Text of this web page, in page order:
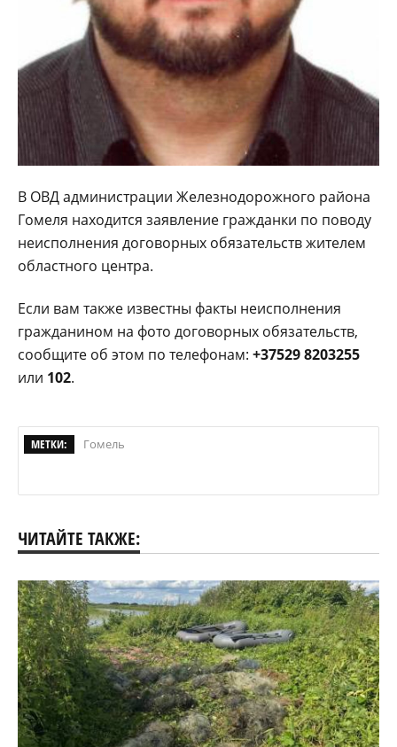
В ОВД администрации Железнодорожного района
Гомеля находится заявление гражданки по поводу
неисполнения договорных обязательств жителем
областного центра.
Если вам также известны факты неисполнения
гражданином на фото договорных обязательств,
сообщите об этом по телефонам: +37529 8203255
или 102.
МЕТКИ: Гомель
ЧИТАЙТЕ ТАКЖЕ: